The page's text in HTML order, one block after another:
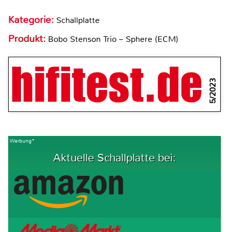
Kategorie: Schallplatte
Produkt: Bobo Stenson Trio – Sphere (ECM)
5/2023
Werbung*
Aktuelle Schallplatte bei: